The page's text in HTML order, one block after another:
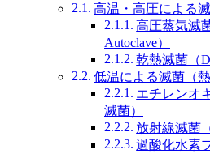
高温・高圧による
高圧蒸気滅
Autoclave）
乾熱滅菌（
低温による滅菌（
エチレンオ
滅菌）
放射線滅菌
過酸化水素